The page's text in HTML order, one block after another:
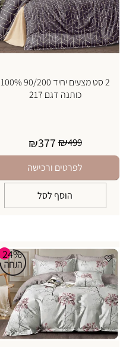
2 סט מצעים יחיד 90/200 100%
כותנה דגם 217
₪499
₪377
לפרטים ורכישה
הוסף לסל
24%